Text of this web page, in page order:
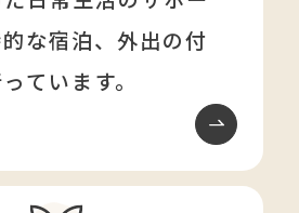
的な宿泊、外出の付
ています。